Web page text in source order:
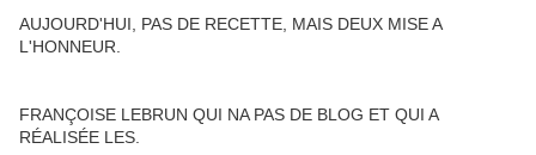
AUJOURD'HUI, PAS DE RECETTE, MAIS DEUX MISE A
L'HONNEUR.
FRANÇOISE LEBRUN QUI NA PAS DE BLOG ET QUI A
RÉALISÉE LES.